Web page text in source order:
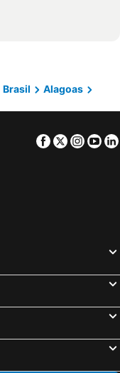
Brasil
Alagoas
Facebook
Twitter